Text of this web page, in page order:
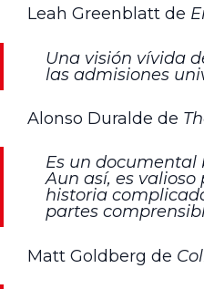
Leah Greenblatt de
Una visión vívida
las admisiones
Alonso Duralde de
Es un documental
Aun así, es
historia
partes
Matt Goldberg de